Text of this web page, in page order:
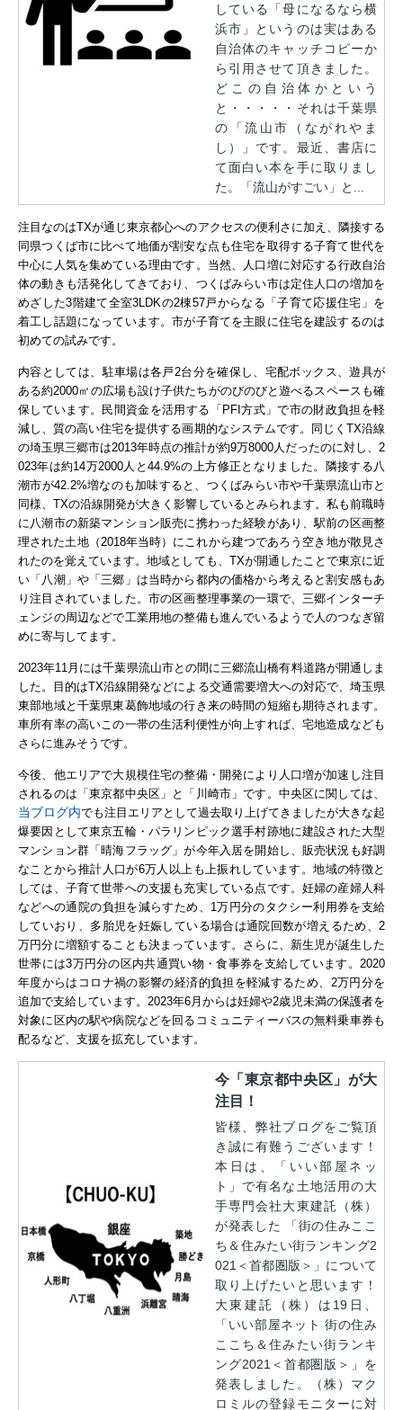
している「母になるなら横
浜市」というのは実はある
自治体のキャッチコピーか
ら引用させて頂きました。
どこの自治体かという
と・・・・・それは千葉県
の「流山市（ながれやま
し）」です。最近、書店に
て面白い本を手に取りまし
た。「流山がすごい」と...
注目なのはTXが通じ東京都心へのアクセスの便利さに加え、隣接する
同県つくば市に比べて地価が割安な点も住宅を取得する子育て世代を
中心に人気を集めている理由です。当然、
人口増に対応する行政自治
体の動きも活発化してきており、つくばみらい市は定住人口の増加を
めざした3階建て全室3LDKの2棟57戸からなる「子育て応援住宅」を
着工し話題になっています。市が子育てを主眼に住宅を建設するのは
初めての試みです。
内容としては、駐車場は各戸2台分を確保し、宅配ボックス、遊具が
ある約2000㎡の広場も設け子供たちがのびのびと遊べるスペースも確
保しています。民間資金を活用する「PFI方式」で市の財政負担を軽
減し、質の高い住宅を提供する画期的なシステムです。 同じくTX沿線
の埼玉県三郷市は2013年時点の推計が約9万8000人だったのに対し、2
023年は約14万2000人と44.9%の上方修正となりました。隣接する八
潮市が42.2%増なのも加味すると、つくばみらい市や千葉県流山市と
同様、TXの沿線開発が大きく影響しているとみられます。私も前職時
に八潮市の新築マンション販売に携わった経験があり、駅前の区画整
理された土地（2018年当時）にこれから建つであろう空き地が散見さ
れたのを覚えています。地域としても、TXが開通したことで東京に近
い「八潮」や「三郷」は当時から都内の価格から考えると割安感もあ
り注目されていました。 市の区画整理事業の一環で、三郷インターチ
ェンジの周辺などで工業用地の整備も進んでいるようで人のつなぎ留
めに寄与してます。
2023年11月には千葉県流山市との間に三郷流山橋有料道路が開通しま
した。目的はTX沿線開発などによる交通需要増大への対応で、埼玉県
東部地域と千葉県東葛飾地域の行き来の時間の短縮も期待されます。
車所有率の高いこの一帯の生活利便性が向上すれば、宅地造成なども
さらに進みそうです。
今後、他エリアで大規模住宅の整備・開発により人口増が加速し注目
されるのは「東京都中央区」と「川崎市」です。中央区に関しては、
当ブログ内でも注目エリアとして過去取り上げてきましたが大きな起
爆要因として東京五輪・パラリンピック選手村跡地に建設された大型
マンション群「晴海フラッグ」が今年入居を開始し、販売状況も好調
なことから推計人口が6万人以上も上振れしています。地域の特徴と
しては、子育て世帯への支援も充実している点です。妊婦の産婦人科
などへの通院の負担を減らすため、1万円分のタクシー利用券を支給
していおり、多胎児を妊娠している場合は通院回数が増えるため、2
万円分に増額することも決まっています。 さらに、新生児が誕生した
世帯には3万円分の区内共通買い物・食事券を支給しています。2020
年度からはコロナ禍の影響の経済的負担を軽減するため、2万円分を
追加で支給しています。2023年6月からは妊婦や2歳児未満の保護者を
対象に区内の駅や病院などを回るコミュニティーバスの無料乗車券も
配るなど、支援を拡充しています。
今「東京都中央区」が大
注目！
皆様、弊社ブログをご覧頂
き誠に有難うございます！
本日は、「いい部屋ネッ
ト」で有名な土地活用の大
手専門会社大東建託（株）
が発表した 「街の住みここ
ち＆住みたい街ランキング2
021＜首都圏版＞」について
取り上げたいと思います！
大東建託（株）は19日、
「いい部屋ネット 街の住み
ここち＆住みたい街ランキ
ング2021＜首都圏版＞」を
発表しました。（株）マク
ロミルの登録モニターに対